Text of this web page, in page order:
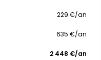
229 €/an
635 €/an
2 448 €/an